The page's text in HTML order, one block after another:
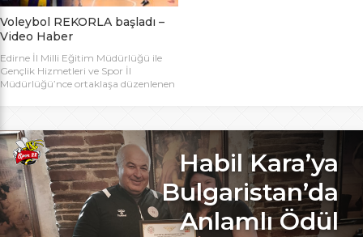
Voleybol REKORLA başladı –
Video Haber
Edirne İl Milli Eğitim Müdürlüğü ile
Gençlik Hizmetleri ve Spor İl
Müdürlüğü’nce ortaklaşa düzenlenen
rekoru kırıldı. REKOR KATILIMA
REKORLU AÇILIŞ Edirne Okullar
Arası Genç Kızlar A Kategorisi
Voleybol İl Şampiyonluğu maçlarına
bu yıl 8 grupta toplam […]
Habil Kara’ya
Bulgaristan’da
Anlamlı Ödül